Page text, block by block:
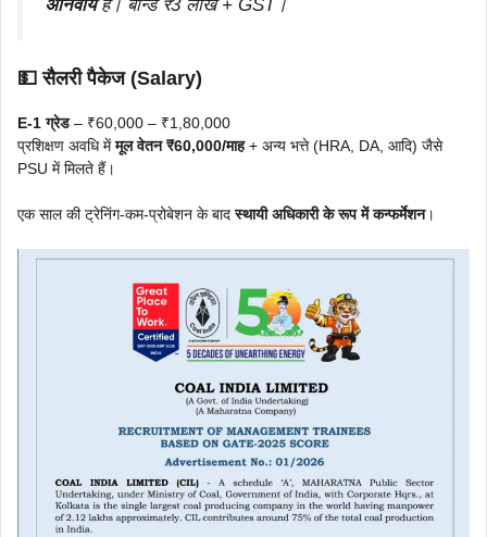
अनिवार्यहै। बॉन्ड ₹3 लाख + GST।
💵 सैलरी पैकेज (Salary)
E-1 ग्रेड– ₹60,000 – ₹1,80,000
प्रशिक्षण अवधि मेंमूल वेतन ₹60,000/माह+ अन्य भत्ते (HRA, DA, आदि) जैसे
PSU में मिलते हैं।
एक साल की ट्रेनिंग-कम-प्रोबेशन के बादस्थायी अधिकारी के रूप में कन्फर्मेशन।